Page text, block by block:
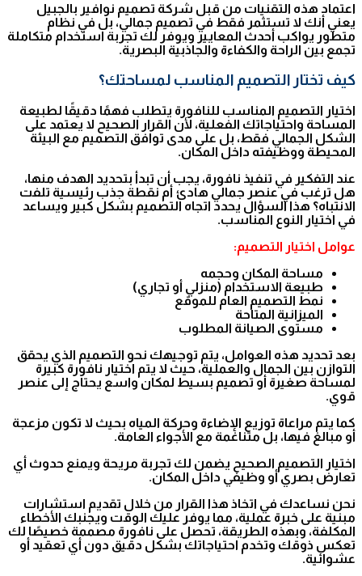
اعتماد هذه التقنيات من قبل شركة تصميم نوافير بالجبيل
يعني أنك لا تستثمر فقط في تصميم جمالي، بل في نظام
متطور يواكب أحدث المعايير ويوفر لك تجربة استخدام متكاملة
تجمع بين الراحة والكفاءة والجاذبية البصرية.
كيف تختار التصميم المناسب لمساحتك؟
اختيار التصميم المناسب للنافورة يتطلب فهمًا دقيقًا لطبيعة
المساحة واحتياجاتك الفعلية، لأن القرار الصحيح لا يعتمد على
الشكل الجمالي فقط، بل على مدى توافق التصميم مع البيئة
المحيطة ووظيفته داخل المكان.
عند التفكير في تنفيذ نافورة، يجب أن تبدأ بتحديد الهدف منها،
هل ترغب في عنصر جمالي هادئ أم نقطة جذب رئيسية تلفت
الانتباه؟ هذا السؤال يحدد اتجاه التصميم بشكل كبير ويساعد
في اختيار النوع المناسب.
عوامل اختيار التصميم:
مساحة المكان وحجمه
طبيعة الاستخدام (منزلي أو تجاري)
نمط التصميم العام للموقع
الميزانية المتاحة
مستوى الصيانة المطلوب
بعد تحديد هذه العوامل، يتم توجيهك نحو التصميم الذي يحقق
التوازن بين الجمال والعملية، حيث لا يتم اختيار نافورة كبيرة
لمساحة صغيرة أو تصميم بسيط لمكان واسع يحتاج إلى عنصر
قوي.
كما يتم مراعاة توزيع الإضاءة وحركة المياه بحيث لا تكون مزعجة
أو مبالغ فيها، بل متناغمة مع الأجواء العامة.
اختيار التصميم الصحيح يضمن لك تجربة مريحة ويمنع حدوث أي
تعارض بصري أو وظيفي داخل المكان.
نحن نساعدك في اتخاذ هذا القرار من خلال تقديم استشارات
مبنية على خبرة عملية، مما يوفر عليك الوقت ويجنبك الأخطاء
المكلفة، وبهذه الطريقة، تحصل على نافورة مصممة خصيصًا لك
تعكس ذوقك وتخدم احتياجاتك بشكل دقيق دون أي تعقيد أو
عشوائية.